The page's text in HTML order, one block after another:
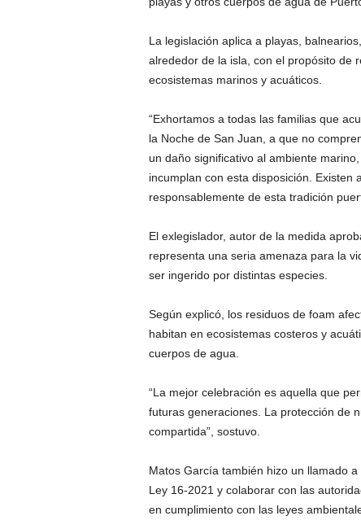
La legislación aplica a playas,
alrededor de la isla, con el propósito de
ecosistemas marinos y acuáticos.
“Exhortamos a todas las familias que
la Noche de San Juan, a que no
un daño significativo al ambiente
incumplan con esta disposición. Existen
responsablemente de esta tradición
El exlegislador, autor de la medida
representa una seria amenaza para la
ser ingerido por distintas especies.
Según explicó, los residuos de foam
habitan en ecosistemas costeros y
cuerpos de agua.
“La mejor celebración es aquella que
futuras generaciones. La protección de
compartida”, sostuvo.
Matos García también hizo un llamado
Ley 16-2021 y colaborar con las
en cumplimiento con las leyes